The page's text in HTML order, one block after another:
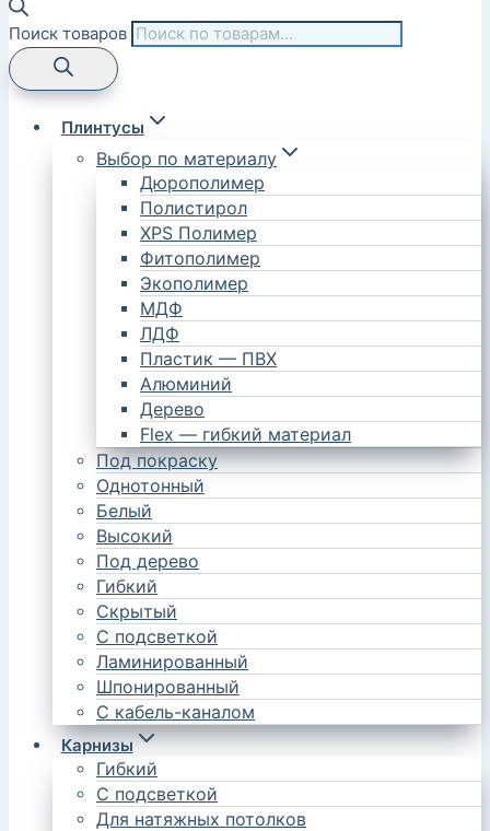
Поиск товаров
Плинтусы
Выбор по материалу
Дюрополимер
Полистирол
XPS Полимер
Фитополимер
Экополимер
МДФ
ЛДФ
Пластик — ПВХ
Алюминий
Дерево
Flex — гибкий материал
Под покраску
Однотонный
Белый
Высокий
Под дерево
Гибкий
Скрытый
С подсветкой
Ламинированный
Шпонированный
С кабель-каналом
Карнизы
Гибкий
С подсветкой
Для натяжных потолков